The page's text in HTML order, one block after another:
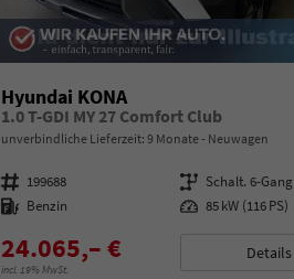
Hyundai KONA
1.0 T-GDI MY 27 Comfort Club
unverbindliche Lieferzeit:9 Monate Neuwagen
Fahrzeugnummer 199688 Getriebe Schalt. 6-Gang
Kraftstoff Benzin Leistung 85 kW (116 PS)
24.065,– €
incl. 19% MwSt.
Details